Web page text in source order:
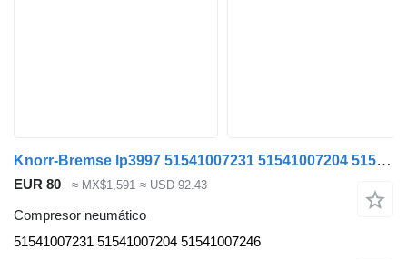
Knorr-Bremse lp3997 51541007231 51541007204 51541007246 compresor neumático para MAN TGX TGS TGA cabeza tractora
EUR 80 ≈ MX$1,591 ≈ USD 92.43
Compresor neumático
51541007231 51541007204 51541007246